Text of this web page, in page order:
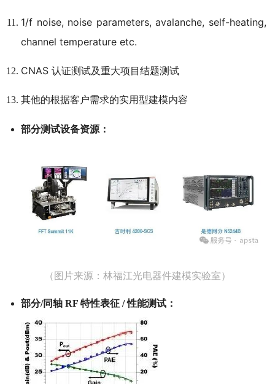
1/f noise, noise parameters, avalanche, self-heating,
channel temperature etc.
CNAS 认证测试及重大项目结题测试
其他的根据客户需求的实用型建模内容
部分测试设备资源：
（图片来源：林福江光电器件建模实验室）
部分/同轴 RF 特性表征 / 性能测试：